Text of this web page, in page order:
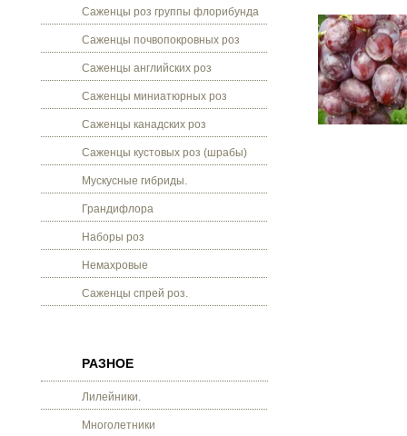
Саженцы роз группы флорибунда
Саженцы почвопокровных роз
Саженцы английских роз
Саженцы миниатюрных роз
Саженцы канадских роз
Саженцы кустовых роз (шрабы)
Мускусные гибриды.
Грандифлора
Наборы роз
Немахровые
Саженцы спрей роз.
РАЗНОЕ
Лилейники.
Многолетники